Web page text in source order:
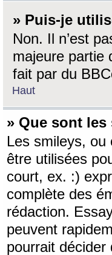
» Puis-je
Non. Il n’est
majeure partie
fait par du
Haut
» Que sont les
Les smileys, ou
être utilisées
court, ex. :)
complète des
rédaction.
peuvent
pourrait décider